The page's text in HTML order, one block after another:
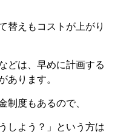
替えもコストが上がり
どは、早めに計画する
あります。
制度もあるので、
しよう？」という方は